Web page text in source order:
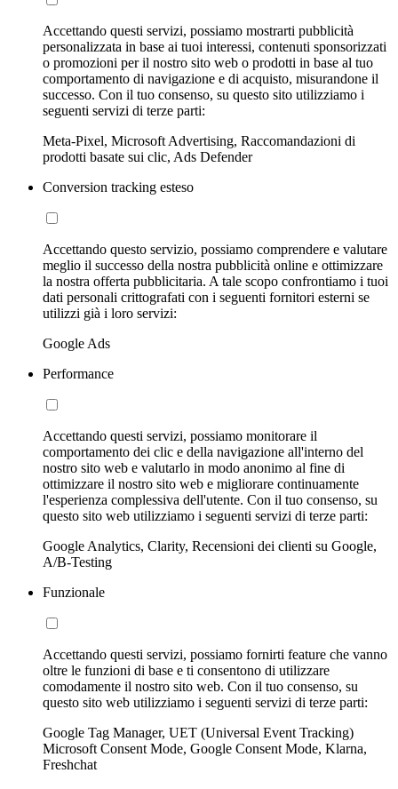
Accettando questi servizi, possiamo mostrarti pubblicità
personalizzata in base ai tuoi interessi, contenuti sponsorizzati
o promozioni per il nostro sito web o prodotti in base al tuo
comportamento di navigazione e di acquisto, misurandone il
successo. Con il tuo consenso, su questo sito utilizziamo i
seguenti servizi di terze parti:
Meta-Pixel, Microsoft Advertising, Raccomandazioni di
prodotti basate sui clic, Ads Defender
Conversion tracking esteso
Accettando questo servizio, possiamo comprendere e valutare
meglio il successo della nostra pubblicità online e ottimizzare
la nostra offerta pubblicitaria. A tale scopo confrontiamo i tuoi
dati personali crittografati con i seguenti fornitori esterni se
utilizzi già i loro servizi:
Google Ads
Performance
Accettando questi servizi, possiamo monitorare il
comportamento dei clic e della navigazione all'interno del
nostro sito web e valutarlo in modo anonimo al fine di
ottimizzare il nostro sito web e migliorare continuamente
l'esperienza complessiva dell'utente. Con il tuo consenso, su
questo sito web utilizziamo i seguenti servizi di terze parti:
Google Analytics, Clarity, Recensioni dei clienti su Google,
A/B-Testing
Funzionale
Accettando questi servizi, possiamo fornirti feature che vanno
oltre le funzioni di base e ti consentono di utilizzare
comodamente il nostro sito web. Con il tuo consenso, su
questo sito web utilizziamo i seguenti servizi di terze parti:
Google Tag Manager, UET (Universal Event Tracking)
Microsoft Consent Mode, Google Consent Mode, Klarna,
Freshchat